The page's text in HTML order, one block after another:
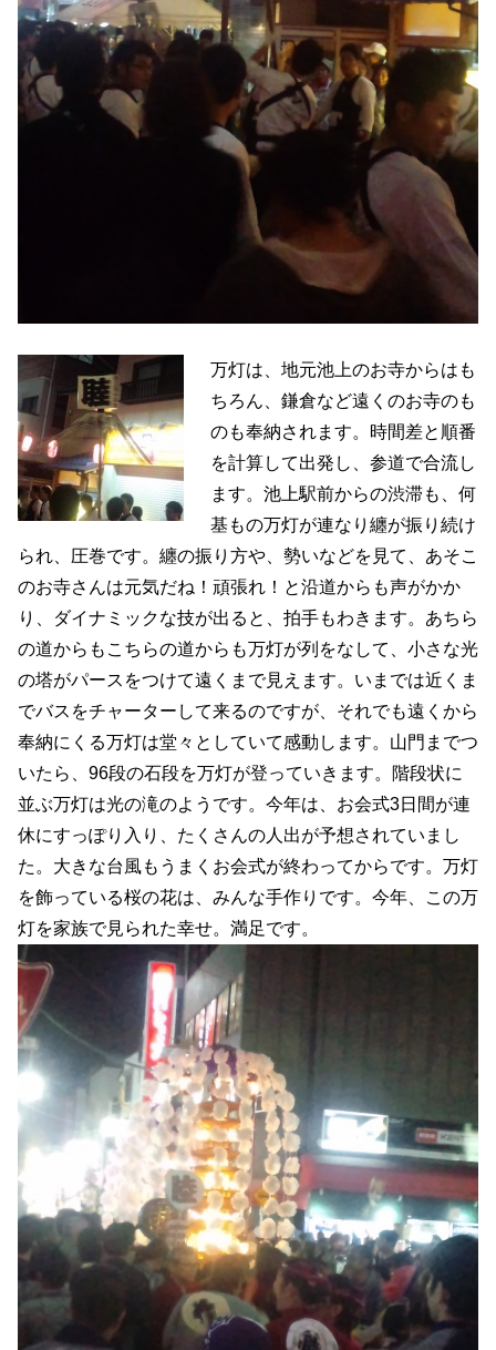
万灯は、地元池上のお寺からはも
ちろん、鎌倉など遠くのお寺のも
のも奉納されます。時間差と順番
を計算して出発し、参道で合流し
ます。池上駅前からの渋滞も、何
基もの万灯が連なり纏が振り続け
られ、圧巻です。纏の振り方や、勢いなどを見て、あそこ
のお寺さんは元気だね！頑張れ！と沿道からも声がかか
り、ダイナミックな技が出ると、拍手もわきます。あちら
の道からもこちらの道からも万灯が列をなして、小さな光
の塔がパースをつけて遠くまで見えます。いまでは近くま
でバスをチャーターして来るのですが、それでも遠くから
奉納にくる万灯は堂々としていて感動します。山門までつ
いたら、96段の石段を万灯が登っていきます。階段状に
並ぶ万灯は光の滝のようです。今年は、お会式3日間が連
休にすっぽり入り、たくさんの人出が予想されていまし
た。大きな台風もうまくお会式が終わってからです。万灯
を飾っている桜の花は、みんな手作りです。今年、この万
灯を家族で見られた幸せ。満足です。